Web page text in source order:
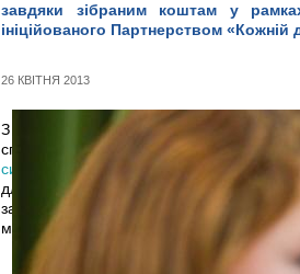
завдяки зібраним коштам у
ініційованого Партнерством «Кожній
26 КВІТНЯ 2013
З 20 листопада по 20 грудня 2012 року
спільних дій в інтересах дітей. Для
сиріт
. Виручені кошти мали піти на
для їх підготовки до самостійного
замість разових подарунків —
майбутнє!